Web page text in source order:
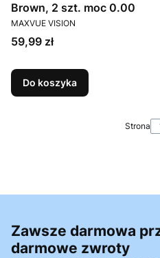
Brown, 2 szt. moc 0.00
PRODUCENT
MAXVUE VISION
Cena
59,99 zł
Do koszyka
Strona
Zawsze darmowa
darmowe zwroty